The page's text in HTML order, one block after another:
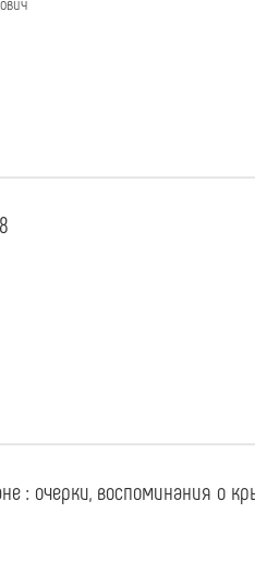
: очерки, воспоминания о